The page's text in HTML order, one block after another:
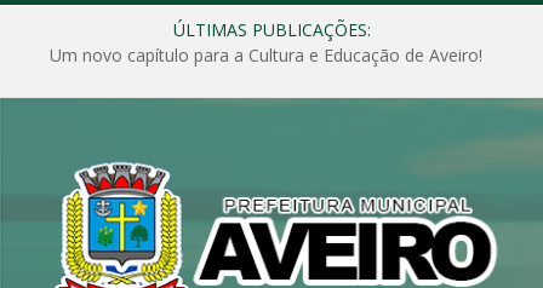
ÚLTIMAS PUBLICAÇÕES:
Um novo capítulo para a Cultura e Educação de Aveiro!